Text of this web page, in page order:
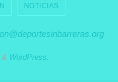
NOTICIAS
WordPress.